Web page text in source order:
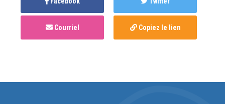
Courriel Copiez le lien